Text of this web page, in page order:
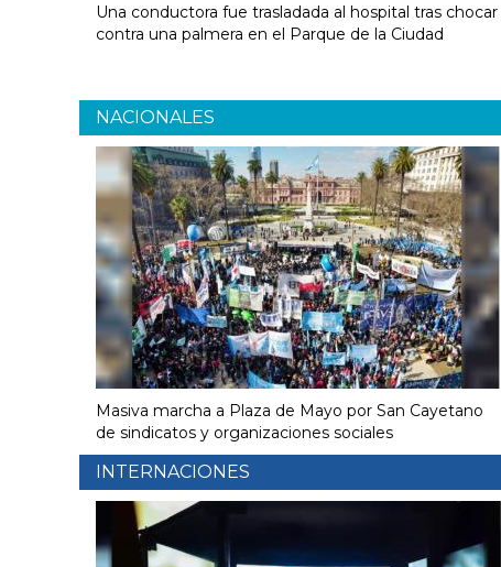
Una conductora fue trasladada al hospital tras chocar
contra una palmera en el Parque de la Ciudad
NACIONALES
Masiva marcha a Plaza de Mayo por San Cayetano
de sindicatos y organizaciones sociales
INTERNACIONES